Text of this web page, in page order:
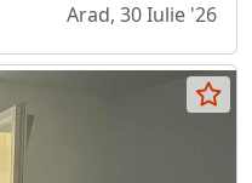
Arad, 30 Iulie '26